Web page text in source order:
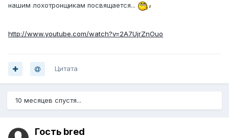
нашим лохотронщикам посвящается...
http://www.youtube.com/watch?v=2A7UjrZnOuo
Цитата
10 месяцев спустя...
Гость bred